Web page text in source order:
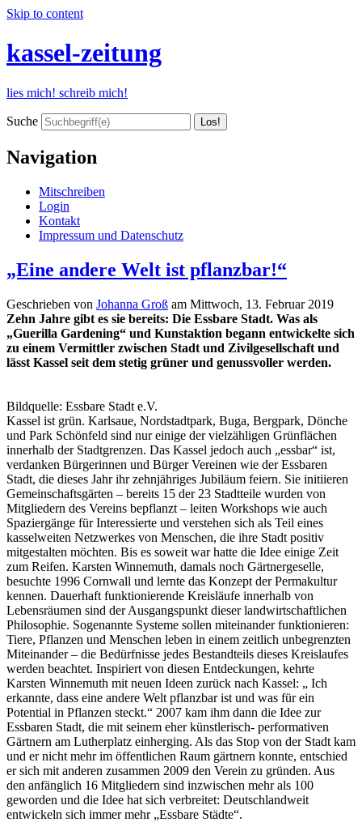
Skip to content
kassel-zeitung
lies mich! schreib mich!
Suche
Navigation
Mitschreiben
Login
Kontakt
Impressum und Datenschutz
„Eine andere Welt ist pflanzbar!“
Geschrieben von Johanna Groß am Mittwoch, 13. Februar 2019
Zehn Jahre gibt es sie bereits: Die Essbare Stadt. Was als
„Guerilla Gardening“ und Kunstaktion begann entwickelte sich
zu einem Vermittler zwischen Stadt und Zivilgesellschaft und
lässt Kassel seit dem stetig grüner und genussvoller werden.
Bildquelle: Essbare Stadt e.V.
Kassel ist grün. Karlsaue, Nordstadtpark, Buga, Bergpark, Dönche
und Park Schönfeld sind nur einige der vielzähligen Grünflächen
innerhalb der Stadtgrenzen. Das Kassel jedoch auch „essbar“ ist,
verdanken Bürgerinnen und Bürger Vereinen wie der Essbaren
Stadt, die dieses Jahr ihr zehnjähriges Jubiläum feiern. Sie initiieren
Gemeinschaftsgärten – bereits 15 der 23 Stadtteile wurden von
Mitgliedern des Vereins bepflanzt – leiten Workshops wie auch
Spaziergänge für Interessierte und verstehen sich als Teil eines
kasselweiten Netzwerkes von Menschen, die ihre Stadt positiv
mitgestalten möchten. Bis es soweit war hatte die Idee einige Zeit
zum Reifen. Karsten Winnemuth, damals noch Gärtnergeselle,
besuchte 1996 Cornwall und lernte das Konzept der Permakultur
kennen. Dauerhaft funktionierende Kreisläufe innerhalb von
Lebensräumen sind der Ausgangspunkt dieser landwirtschaftlichen
Philosophie. Sogenannte Systeme sollen miteinander funktionieren:
Tiere, Pflanzen und Menschen leben in einem zeitlich unbegrenzten
Miteinander – die Bedürfnisse jedes Bestandteils dieses Kreislaufes
werden beachtet. Inspiriert von diesen Entdeckungen, kehrte
Karsten Winnemuth mit neuen Ideen zurück nach Kassel: „ Ich
erkannte, dass eine andere Welt pflanzbar ist und was für ein
Potential in Pflanzen steckt.“ 2007 kam ihm dann die Idee zur
Essbaren Stadt, die mit seinem eher künstlerisch- performativen
Gärtnern am Lutherplatz einherging. Als das Stop von der Stadt kam
und er nicht mehr im öffentlichen Raum gärtnern konnte, entschied
er sich mit anderen zusammen 2009 den Verein zu gründen. Aus
den anfänglich 16 Mitgliedern sind inzwischen mehr als 100
geworden und die Idee hat sich verbreitet: Deutschlandweit
entwickeln sich immer mehr „Essbare Städte“.